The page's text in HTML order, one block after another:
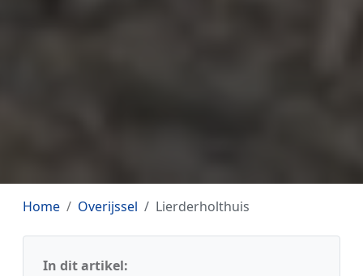
Home Overijssel Lierderholthuis
In dit artikel: